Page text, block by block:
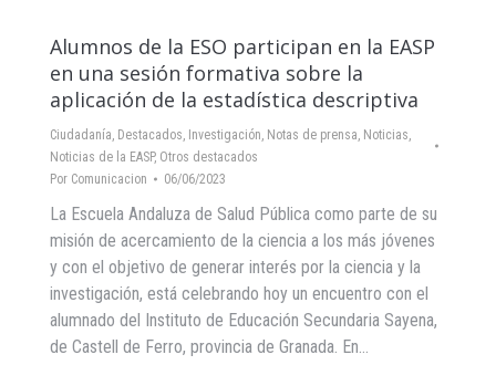
Alumnos de la ESO participan en la EASP
en una sesión formativa sobre la
aplicación de la estadística descriptiva
Ciudadanía, Destacados, Investigación, Notas de prensa, Noticias,
Noticias de la EASP, Otros destacados
Por Comunicacion 06/06/2023
La Escuela Andaluza de Salud Pública como parte de su
misión de acercamiento de la ciencia a los más jóvenes
y con el objetivo de generar interés por la ciencia y la
investigación, está celebrando hoy un encuentro con el
alumnado del Instituto de Educación Secundaria Sayena,
de Castell de Ferro, provincia de Granada. En…